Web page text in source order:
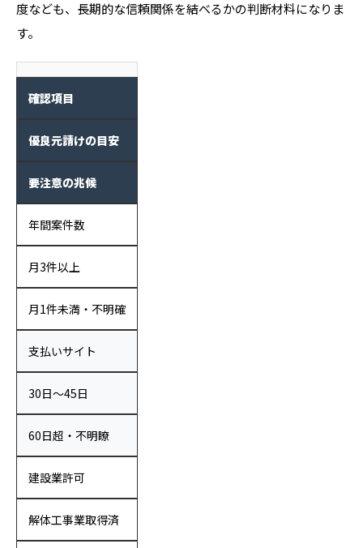
度なども、長期的な信頼関係を結べるかの判断材料になりま
す。
確認項目
優良元請けの目安
要注意の兆候
年間案件数
月3件以上
月1件未満・不明確
支払いサイト
30日〜45日
60日超・不明瞭
建設業許可
解体工事業取得済